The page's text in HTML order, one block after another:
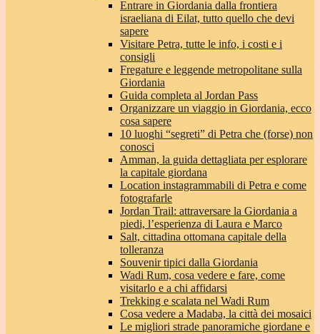
Entrare in Giordania dalla frontiera
israeliana di Eilat, tutto quello che devi
sapere
Visitare Petra, tutte le info, i costi e i
consigli
Fregature e leggende metropolitane sulla
Giordania
Guida completa al Jordan Pass
Organizzare un viaggio in Giordania, ecco
cosa sapere
10 luoghi “segreti” di Petra che (forse) non
conosci
Amman, la guida dettagliata per esplorare
la capitale giordana
Location instagrammabili di Petra e come
fotografarle
Jordan Trail: attraversare la Giordania a
piedi, l’esperienza di Laura e Marco
Salt, cittadina ottomana capitale della
tolleranza
Souvenir tipici dalla Giordania
Wadi Rum, cosa vedere e fare, come
visitarlo e a chi affidarsi
Trekking e scalata nel Wadi Rum
Cosa vedere a Madaba, la città dei mosaici
Le migliori strade panoramiche giordane e